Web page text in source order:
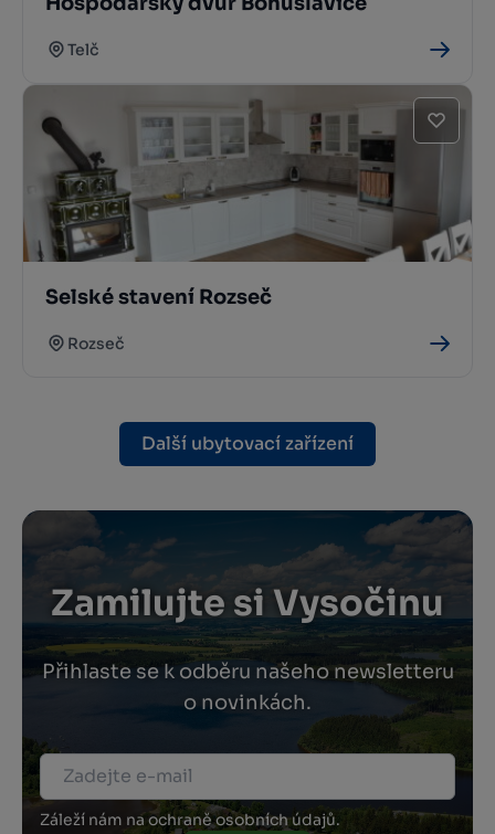
Telč
Selské stavení Rozseč
Rozseč
Další ubytovací zařízení
Zamilujte si Vysočinu
Přihlaste se k odběru našeho newsletteru
o novinkách.
Záleží nám na ochraně osobních údajů.